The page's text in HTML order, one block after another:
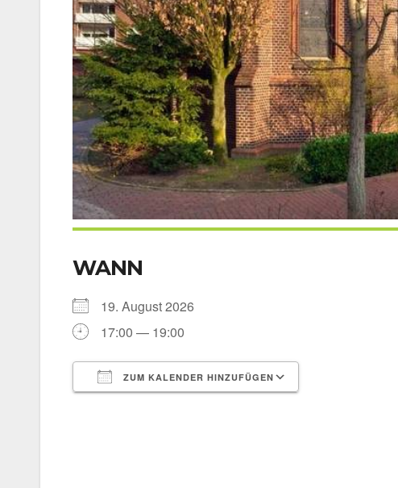
WANN
19. August 2026
17:00 — 19:00
ZUM KALENDER HINZUFÜGEN